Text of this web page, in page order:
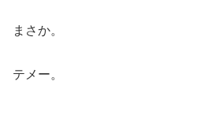
まさか。
テメー。